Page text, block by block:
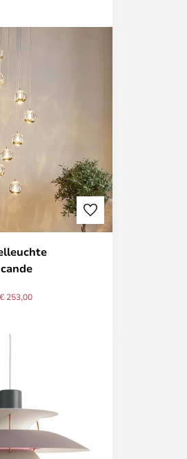
253,00